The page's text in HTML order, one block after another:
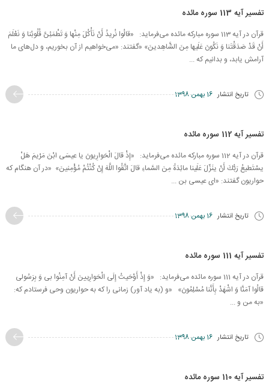
تفسیر آیه 113 سوره مائده
قرآن در آیه 113 سوره مبارکه مائده می‌فرماید: «قالُوا نُریدُ أَنْ نَأْكُلَ مِنْها وَ تَطْمَئِنَّ قُلُوبُنا وَ نَعْلَمَ
أَنْ قَدْ صَدَقْتَنا وَ نَكُونَ عَلَیها مِنَ الشَّاهِدینَ» «گفتند: «مى‌‏خواهیم از آن بخوریم، و دل‌هاى ما
آرامش یابد، و بدانیم كه ...
تاریخ انتشار 16 بهمن 1398
تفسیر آیه 112 سوره مائده
قرآن در آیه 112 سوره مبارکه مائده می‌فرماید: «إِذْ قالَ الْحَوارِیونَ یا عیسَى ابْنَ مَرْیمَ هَلْ
یسْتَطیعُ رَبُّكَ أَنْ ینَزِّلَ عَلَینا مائِدَةً مِنَ السَّماءِ قالَ اتَّقُوا اللَّهَ إِنْ كُنْتُمْ مُؤْمِنینَ» «در آن هنگام كه
حواریون گفتند: «اى عیسى بن ...
تاریخ انتشار 16 بهمن 1398
تفسیر آیه 111 سوره مائده
قرآن در آیه 111 سوره مائده می‌فرماید: «وَ إِذْ أَوْحَیتُ إِلَى الْحَوارِیینَ أَنْ آمِنُوا بی‏ وَ بِرَسُولی‏
قالُوا آمَنَّا وَ اشْهَدْ بِأَنَّنا مُسْلِمُونَ» «و (به یاد آور) زمانى را كه به حواریون وحى فرستادم كه:
«به من و ...
تاریخ انتشار 16 بهمن 1398
تفسیر آیه 110 سوره مائده